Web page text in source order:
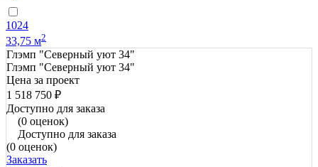
1024
33,75 м2
Глэмп "Северный уют 34"
Глэмп "Северный уют 34"
Цена за проект
1 518 750 ₽
Доступно для заказа
(0 оценок)
Доступно для заказа
(0 оценок)
Заказать